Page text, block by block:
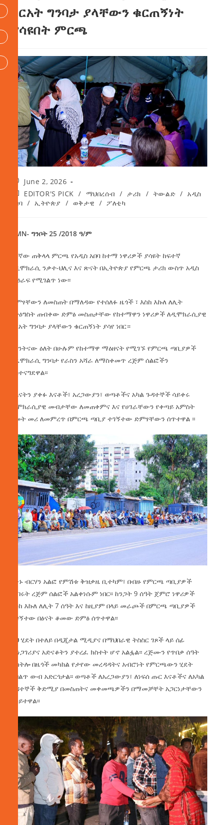
ስርአት ግንባታ ያላቸውን ቁርጠኝነት
ያሳዩበት ምርጫ
June 2, 2026
EDITOR'S PICK / ማህበረሰብ / ታሪክ / ትውልድ / አዲስ
አበባ / ኢትዮጵያ / ወቅታዊ / ፖለቲካ
AMN- ግንቦት 25 /2018 ዓ/ም
በ7ኛው ጠቅላላ ምርጫ የአዲስ አበባ ከተማ ነዋሪዎች ያሳዩት ከፍተኛ
የዲሞክራሲ ንቃተ-ህሊና እና ጽናት በኢትዮጵያ የምርጫ ታሪክ ውስጥ አዲስ
ምዕራፍ የሚገልጥ ነው፡፡
ድምፃቸውን ለመስጠት በማለዳው የተሰለፉ ዜጎች ፣ እስከ እኩለ ለሊት
በትዕግስት ጠብቀው ድምፅ መስጠታቸው የከተማዋን ነዋሪዎች ለዲሞክራሲያዊ
ስርአት ግንባታ ያላቸውን ቁርጠኝነት ያሳየ ነበር።
በናንትናው ዕለት በሁሉም የከተማዋ ማዕዘናት የሚገኙ የምርጫ ጣቢያዎች
ለዴሞክራሲ ግንባታ የራስን አሻራ ለማስቀመጥ ረጅም ሰልፎችን
አስተናግደዋል፡፡
ህጻናትን ያቀፉ እናቶች፣ አረጋውያን፣ ወጣቶችና አካል ጉዳተኞች ሳይቀሩ
ዲሞክራሲያዊ መብታቸው ለመጠቀምና እና የሀገራቸውን የቀጣይ አምስት
አመት መሪ ለመምረጥ በምርጫ ጣቢያ ተገኝተው ድምፃቸውን ሰጥተዋል ፡፡
የቀኑ ብርሃን አልፎ የምሽቱ ቅዝቃዜ ቢተካም፣ በብዙ የምርጫ ጣቢያዎች
የነበሩት ረጅም ሰልፎች አልቀነሱም ነበር፡፡ ከንጋት 9 ሰዓት ጀምሮ ነዋሪዎች
እስከ እኩለ ለሊት 7 ሰዓት እና ከዚያም በላይ መራጮች በምርጫ ጣቢያዎች
ተገኝተው በፅናት ቆመው ድምፅ ሰጥተዋል፡፡
ይህ ሂደት በተለይ በዲጂታል ሚዲያና በማህበራዊ ትስስር ገጾች ላይ ሰፊ
መነጋገሪያና አድናቆትን ያተረፈ ክስተት ሆኖ አልፏል፡፡ ረጅሙን የጥበቃ ሰዓት
ተከትሎ በዜጎች መካከል የታየው መረዳዳትና አብሮነት የምርጫውን ሂደት
ይበልጥ ውብ አድርጎታል፡፡ ወጣቶች ለአረጋውያን፣ ለነፍሰ ጡር እናቶችና ለአካል
ጉዳተኞች ቅድሚያ በመስጠትና መቀመጫዎችን በማመቻቸት አጋርነታቸውን
አሳይተዋል፡፡